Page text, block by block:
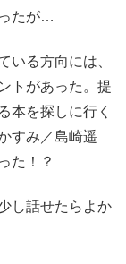
たが…
いる方向には、
トがあった。提
本を探しに行く
すみ／島崎遥
た！？
し話せたらよか